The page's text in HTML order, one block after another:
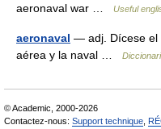
aeronaval war …
Useful
aeronaval — adj. Dícese el
aérea y la naval …
© Academic, 2000-2026
Contactez-nous: Support technique